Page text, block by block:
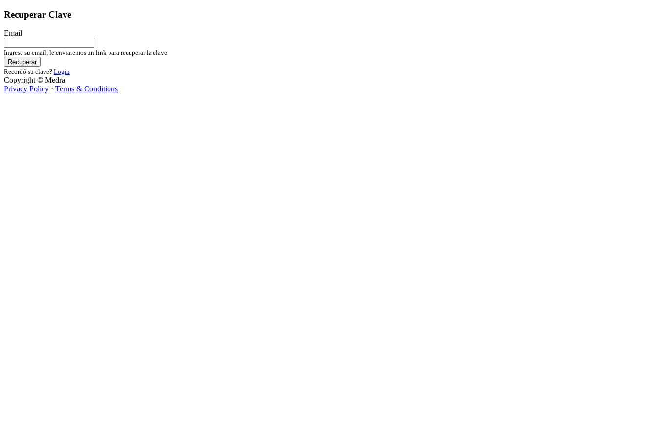
Recuperar Clave
Email
Ingrese su email, le enviaremos un link para recuperar la clave
Recuperar
Recordó su clave? Login
Copyright © Medra
Privacy Policy · Terms & Conditions